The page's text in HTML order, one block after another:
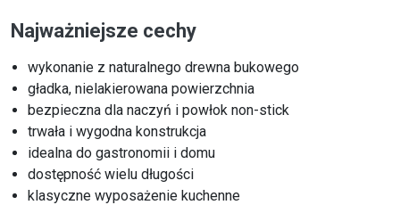
Najważniejsze cechy
wykonanie z naturalnego drewna bukowego
gładka, nielakierowana powierzchnia
bezpieczna dla naczyń i powłok non-stick
trwała i wygodna konstrukcja
idealna do gastronomii i domu
dostępność wielu długości
klasyczne wyposażenie kuchenne